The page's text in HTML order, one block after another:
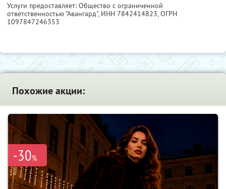
Услуги предоставляет: Общество с ограниченной
ответственностью "Авангард", ИНН 7842414823, ОГРН
1097847246353
Похожие акции:
-30%